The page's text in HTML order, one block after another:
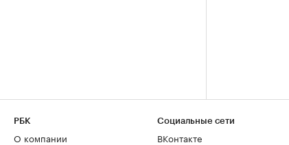
РБК
О компании
Социальные сети
ВКонтакте